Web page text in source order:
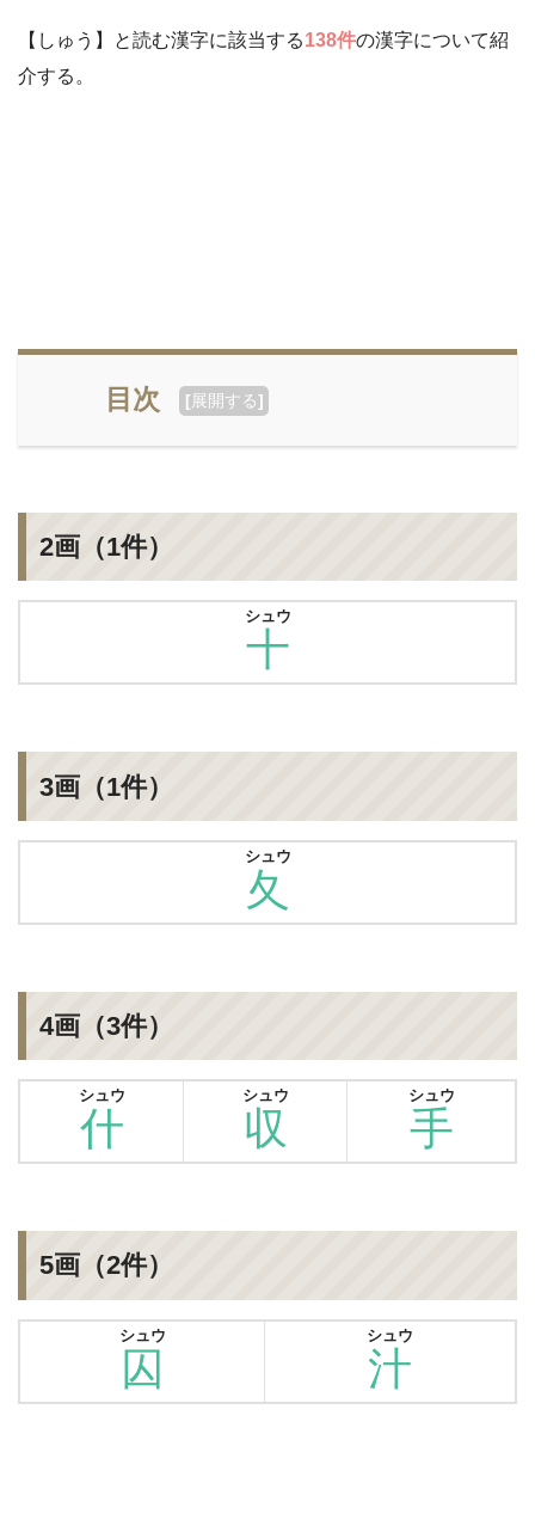
【しゅう】と読む漢字に該当する138件の漢字について紹
介する。
目次 [展開する]
2画（1件）
十
シュウ
3画（1件）
夂
シュウ
4画（3件）
什
シュウ
収
シュウ
手
シュウ
5画（2件）
囚
シュウ
汁
シュウ